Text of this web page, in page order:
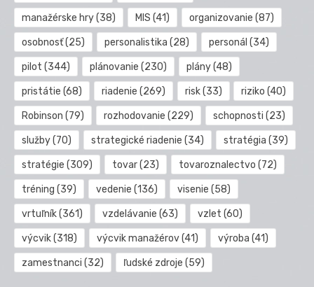
manažérske hry(38) MIS (41) organizovanie (87)
osobnosť(25) personalistika (28) personál (34)
pilot (344) plánovanie (230) plány(48)
pristátie (68) riadenie (269) risk(33) riziko (40)
Robinson (79) rozhodovanie (229) schopnosti (23)
služby(70) strategické riadenie (34) stratégia (39)
stratégie (309) tovar(23) tovaroznalectvo (72)
tréning (39) vedenie (136) visenie (58)
vrtuľník(361) vzdelávanie (63) vzlet (60)
výcvik(318) výcvik manažérov(41) výroba (41)
zamestnanci (32) ľudské zdroje (59)